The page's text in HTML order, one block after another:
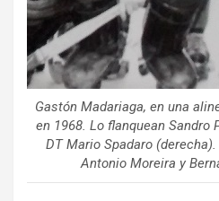
Gastón Madariaga, en una
en 1968. Lo flanquean Sandro
DT Mario Spadaro
Antonio Moreira y